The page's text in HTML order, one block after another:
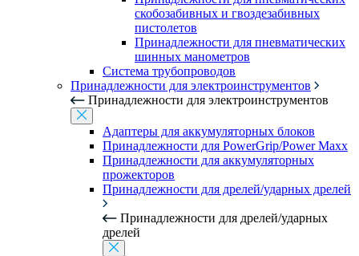
скобозабивных и гвоздезабивных
пистолетов
Принадлежности для пневматических
шинных манометров
Система трубопроводов
Принадлежности для электроинструментов
Принадлежности для электроинструментов
Адаптеры для аккумуляторных блоков
Принадлежности для PowerGrip/Power Maxx
Принадлежности для аккумуляторных
прожекторов
Принадлежности для дрелей/ударных дрелей
Принадлежности для дрелей/ударных
дрелей